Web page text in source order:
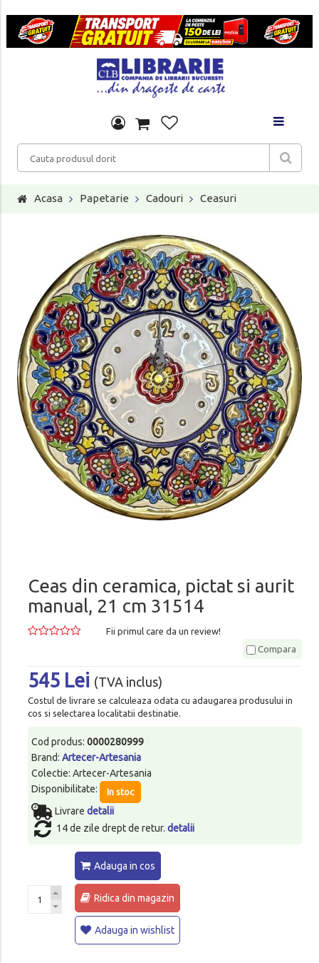
Acasa Papetarie Cadouri Ceasuri
Ceas din ceramica, pictat si aurit
manual, 21 cm 31514
Fii primul care da un review!
Compara
545 Lei (TVA inclus)
Costul de livrare se calculeaza odata cu adaugarea produsului in
cos si selectarea localitatii destinatie.
Cod produs: 0000280999
Brand: Artecer-Artesania
Colectie: Artecer-Artesania
Disponibilitate:
In stoc
Livrare detalii
14 de zile drept de retur. detalii
Adauga in cos
Ridica din magazin
Adauga in wishlist